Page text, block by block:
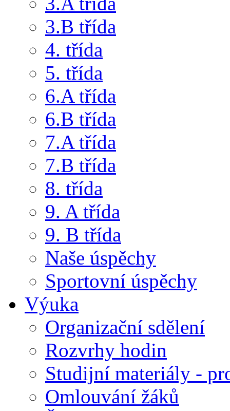
3.B třída
4. třída
5. třída
6.A třída
6.B třída
7.A třída
7.B třída
8. třída
9. A třída
9. B třída
Naše úspěchy
Sportovní úspěchy
Výuka
Organizační sdělení
Rozvrhy hodin
Studijní materiály -
Omlouvání žáků